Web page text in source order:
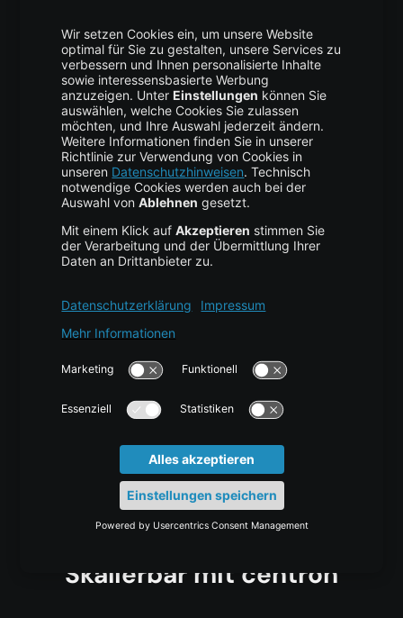
Managed Firewall
centron Networking Experten
übernehmen zusätzlich zu allen
Features der Cloud Firewall
Einrichtung, Wartung und
Mehr erfahren
Managed Cloud Hosting
in Deutschland: GDPR-
Skalierbar mit centron